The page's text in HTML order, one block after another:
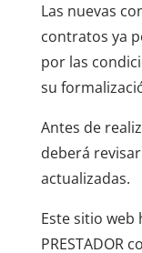
Las nuevas
contratos ya
por las
su
Antes de
deberá
actualizadas.
Este sitio web
PRESTADOR